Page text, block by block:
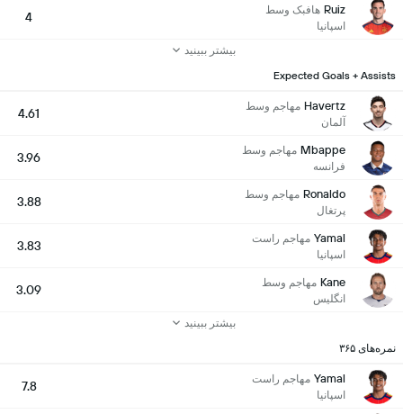
Ruiz هافبک وسط
اسپانیا
4
بیشتر ببینید
Expected Goals + Assists
Havertz مهاجم وسط
آلمان
4.61
Mbappe مهاجم وسط
فرانسه
3.96
Ronaldo مهاجم وسط
پرتغال
3.88
Yamal مهاجم راست
اسپانیا
3.83
Kane مهاجم وسط
انگلیس
3.09
بیشتر ببینید
نمره‌های ۳۶۵
Yamal مهاجم راست
اسپانیا
7.8